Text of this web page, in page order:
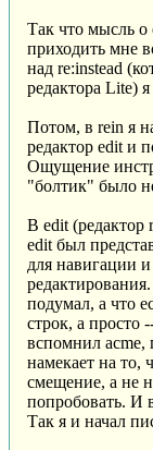
Так что мысль о
приходить мне
над re:instead
редактора Lite)
Потом, в rein я
редактор edit и
Ощущение
"болтик" было
В edit (редактор
edit был
для навигации
подумал, а что
строк, а просто
вспомнил acme,
намекает на то,
смещение, а не
попробовать. И
Так я и начал